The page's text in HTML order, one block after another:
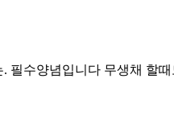
수양념입니다 무생채 할